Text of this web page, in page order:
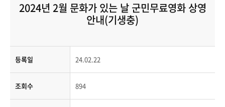
2024년 2월 문화가 있는 날 군민무료영화 상영
안내(기생충)
등록일 24.02.22
조회수 894